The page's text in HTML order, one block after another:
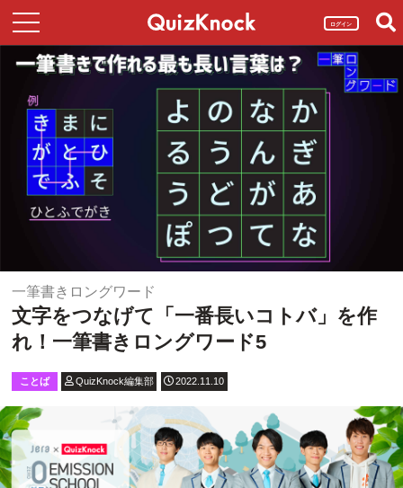
ログイン
一筆書きロングワード
文字をつなげて「一番長いコトバ」を作
れ！一筆書きロングワード5
ことば QuizKnock編集部 2022.11.10